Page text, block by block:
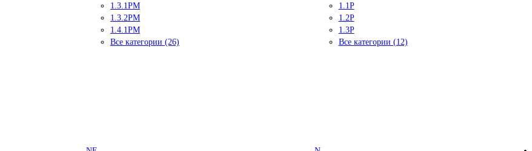
1.3.1PM
1.3.2PM
1.4.1PM
Все категории (26)
1.1P
1.2P
1.3P
Все категории (12)